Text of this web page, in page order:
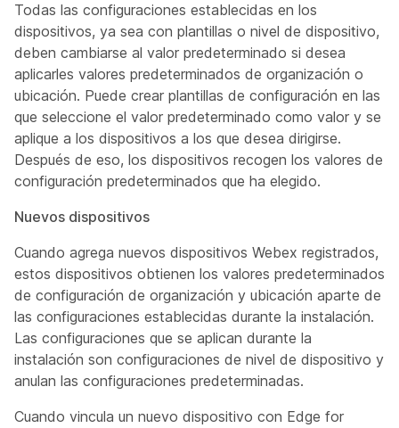
Todas las configuraciones establecidas en los
dispositivos, ya sea con plantillas o nivel de dispositivo,
deben cambiarse al valor predeterminado si desea
aplicarles valores predeterminados de organización o
ubicación. Puede crear plantillas de configuración en las
que seleccione el valor predeterminado como valor y se
aplique a los dispositivos a los que desea dirigirse.
Después de eso, los dispositivos recogen los valores de
configuración predeterminados que ha elegido.
Nuevos dispositivos
Cuando agrega nuevos dispositivos Webex registrados,
estos dispositivos obtienen los valores predeterminados
de configuración de organización y ubicación aparte de
las configuraciones establecidas durante la instalación.
Las configuraciones que se aplican durante la
instalación son configuraciones de nivel de dispositivo y
anulan las configuraciones predeterminadas.
Cuando vincula un nuevo dispositivo con Edge for